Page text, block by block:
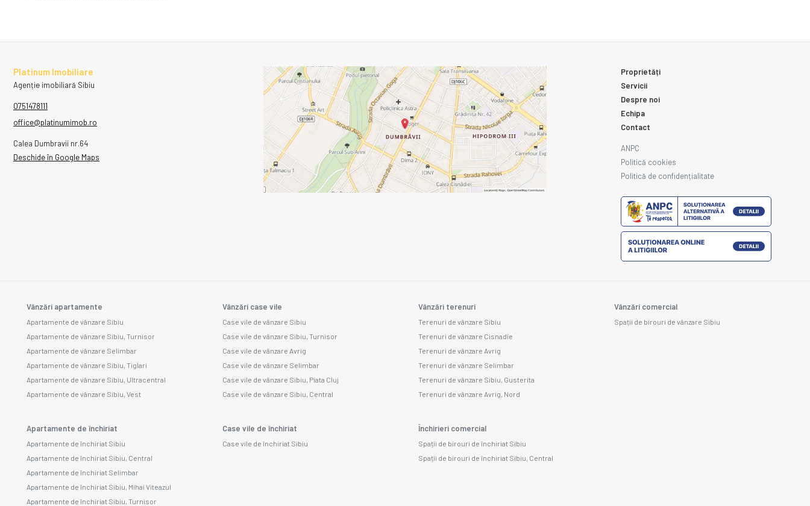
Platinum Imobiliare
Agenție imobiliară Sibiu
0751478111
office@platinumimob.ro
Calea Dumbravii nr.64
Deschide în Google Maps
Proprietăți
Servicii
Despre noi
Echipa
Contact
ANPC
Politică cookies
Politică de confidențialitate
Vânzări apartamente
Apartamente de vânzare Sibiu
Apartamente de vânzare Sibiu, Turnisor
Apartamente de vânzare Selimbar
Apartamente de vânzare Sibiu, Tiglari
Apartamente de vânzare Sibiu, Ultracentral
Apartamente de vânzare Sibiu, Vest
Vânzări case vile
Case vile de vânzare Sibiu
Case vile de vânzare Sibiu, Turnisor
Case vile de vânzare Avrig
Case vile de vânzare Selimbar
Case vile de vânzare Sibiu, Piata Cluj
Case vile de vânzare Sibiu, Central
Vânzări terenuri
Terenuri de vânzare Sibiu
Terenuri de vânzare Cisnadie
Terenuri de vânzare Avrig
Terenuri de vânzare Selimbar
Terenuri de vânzare Sibiu, Gusterita
Terenuri de vânzare Avrig, Nord
Vânzări comercial
Spații de birouri de vânzare Sibiu
Apartamente de închiriat
Apartamente de închiriat Sibiu
Apartamente de închiriat Sibiu, Central
Apartamente de închiriat Selimbar
Apartamente de închiriat Sibiu, Mihai Viteazul
Apartamente de închiriat Sibiu, Turnisor
Case vile de închiriat
Case vile de închiriat Sibiu
Închirieri comercial
Spații de birouri de închiriat Sibiu
Spații de birouri de închiriat Sibiu, Central